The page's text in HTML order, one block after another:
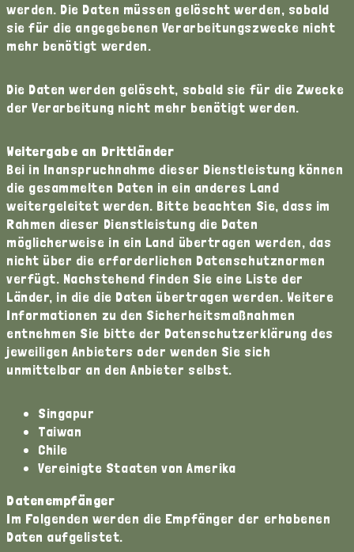
werden. Die Daten müssen gelöscht werden, sobald
sie für die angegebenen Verarbeitungszwecke nicht
mehr benötigt werden.
Die Daten werden gelöscht, sobald sie für die Zwecke
der Verarbeitung nicht mehr benötigt werden.
Weitergabe an Drittländer
Bei in Inanspruchnahme dieser Dienstleistung können
die gesammelten Daten in ein anderes Land
weitergeleitet werden. Bitte beachten Sie, dass im
Rahmen dieser Dienstleistung die Daten
möglicherweise in ein Land übertragen werden, das
nicht über die erforderlichen Datenschutznormen
verfügt. Nachstehend finden Sie eine Liste der
Länder, in die die Daten übertragen werden. Weitere
Informationen zu den Sicherheitsmaßnahmen
entnehmen Sie bitte der Datenschutzerklärung des
jeweiligen Anbieters oder wenden Sie sich
unmittelbar an den Anbieter selbst.
Singapur
Taiwan
Chile
Vereinigte Staaten von Amerika
Datenempfänger
Im Folgenden werden die Empfänger der erhobenen
Daten aufgelistet.